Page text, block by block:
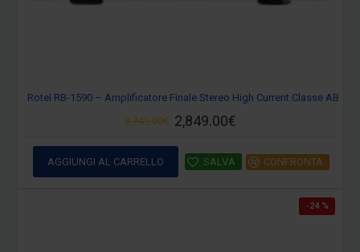
Rotel RB-1590 – Amplificatore Finale Stereo High Current Classe AB
2,849.00€
3,749.00€
AGGIUNGI AL CARRELLO SALVA CONFRONTA
-24 %